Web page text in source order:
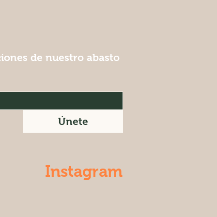
de nuestro abasto
Únete
Instagram